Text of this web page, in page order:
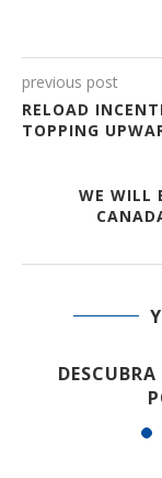
previous post
RELOAD
TOPPING
WE WILL